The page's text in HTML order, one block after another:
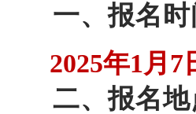
一、报名时
2025年1月7
二、报名地